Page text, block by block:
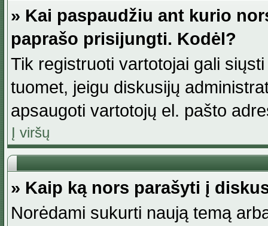
» Kai paspaudžiu ant kurio
paprašo prisijungti. Kodėl?
Tik registruoti vartotojai gali
tuomet, jeigu diskusijų
apsaugoti vartotojų el. pašto
Į viršų
» Kaip ką nors parašyti į
Norėdami sukurti naują temą